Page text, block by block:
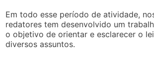
Em todo esse período de atividade,
redatores tem desenvolvido um
o objetivo de orientar e esclarecer o
diversos assuntos.